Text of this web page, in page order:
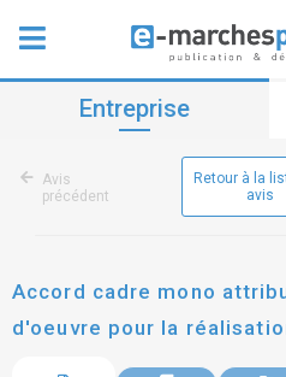
Entreprise
Avis
précédent
Retour à la
avis
Accord cadre mono
d'oeuvre pour la
restauration des milieux